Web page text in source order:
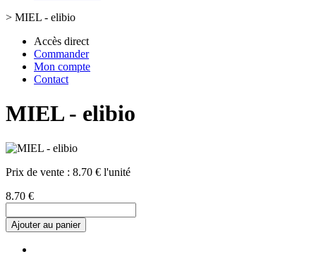
> MIEL - elibio
Accès direct
Commander
Mon compte
Contact
MIEL - elibio
Prix de vente : 8.70 € l'unité
8.70 €
Ajouter au panier